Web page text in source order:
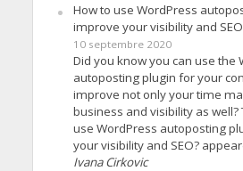
How to use WordPress
improve your visibility and
10 septembre 2020
Did you know you can use the
autoposting plugin for your
improve not only your time
business and visibility as well?
use WordPress autoposting
your visibility and SEO?
Ivana Cirkovic